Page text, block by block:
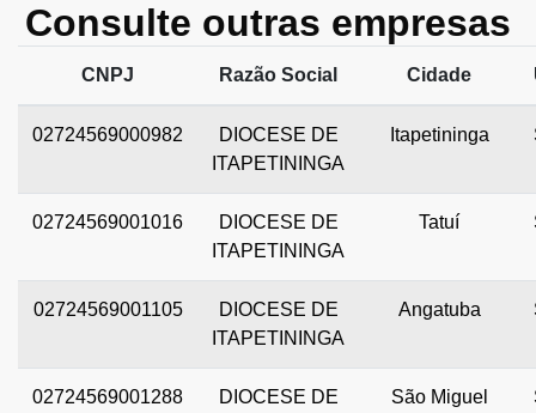
Consulte outras empresas
CNPJ Razão Social Cidade
02724569000982
DIOCESE DE
ITAPETININGA
Itapetininga
02724569001016
DIOCESE DE
ITAPETININGA
Tatuí
02724569001105
DIOCESE DE
ITAPETININGA
Angatuba
02724569001288
DIOCESE DE
São Miguel